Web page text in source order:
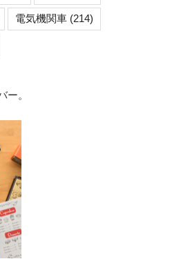
電気機関車 (214)
ー。